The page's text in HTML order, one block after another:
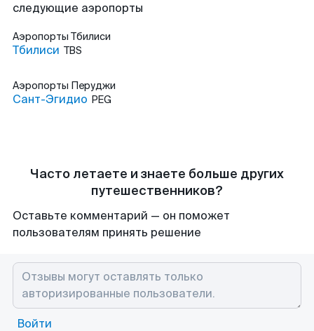
следующие аэропорты
Аэропорты Тбилиси
Тбилиси TBS
Аэропорты Перуджи
Сант-Эгидио PEG
Часто летаете и знаете больше других
путешественников?
Оставьте комментарий — он поможет
пользователям принять решение
Войти